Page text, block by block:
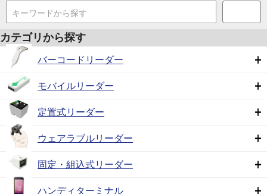
キーワードから探す
カテゴリから探す
バーコードリーダー
モバイルリーダー
定置式リーダー
ウェアラブルリーダー
固定・組込式リーダー
ハンディターミナル